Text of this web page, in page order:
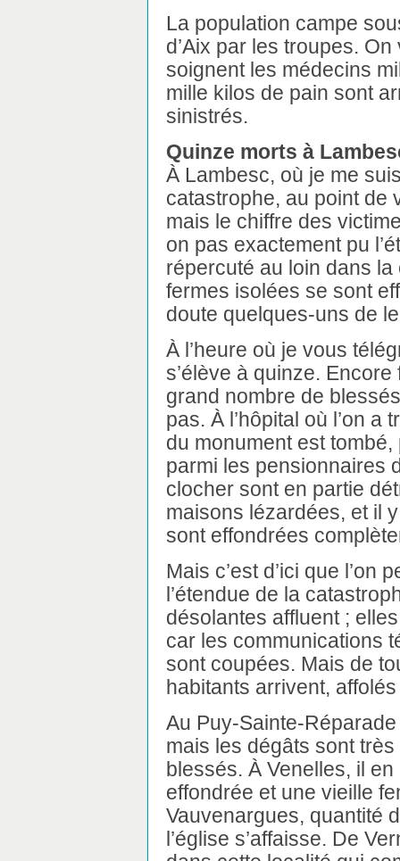
La population campe
d’Aix par les troupes.
soignent les médecins
mille kilos de pain sont
sinistrés.
Quinze morts à
À Lambesc, où je me
catastrophe, au point de
mais le chiffre des
on pas exactement pu
répercuté au loin dans
fermes isolées se sont
doute quelques-uns de
À l’heure où je vous
s’élève à quinze.
grand nombre de
pas. À l’hôpital où l’on
du monument est
parmi les pensionnaires
clocher sont en partie
maisons lézardées, et il
sont effondrées
Mais c’est d’ici que l’on
l’étendue de la
désolantes affluent ;
car les communications
sont coupées. Mais de
habitants arrivent,
Au Puy-Sainte-
mais les dégâts sont
blessés. À Venelles, il en
effondrée et une vieille
Vauvenargues, quantité
l’église s’affaisse. De